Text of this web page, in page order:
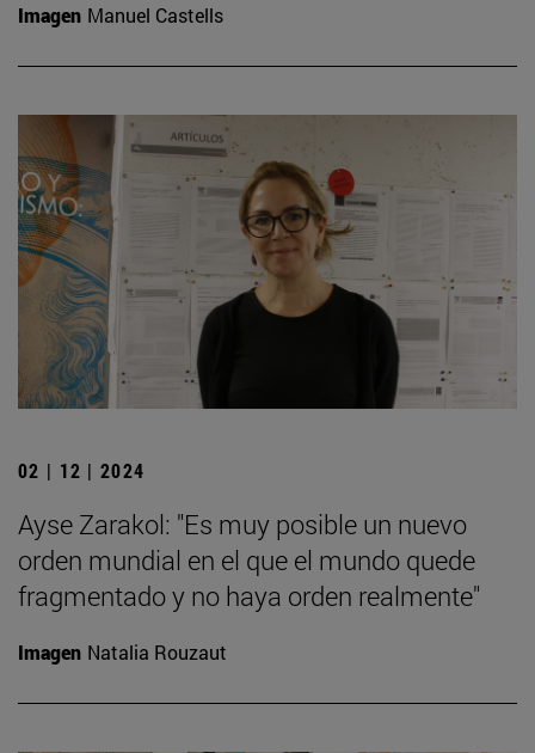
Imagen Manuel Castells
02 | 12 | 2024
Ayse Zarakol: "Es muy posible un nuevo
orden mundial en el que el mundo quede
fragmentado y no haya orden realmente"
Imagen Natalia Rouzaut